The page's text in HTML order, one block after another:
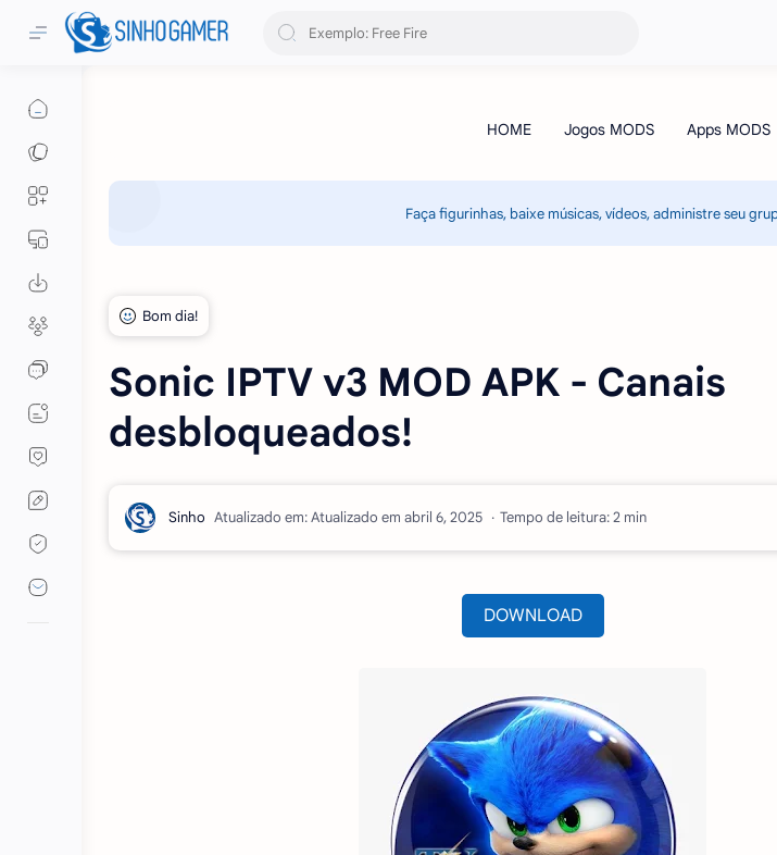
Faça figurinhas, baixe músicas, vídeos, administre seu
Sonic IPTV v3 MOD APK - Canais
desbloqueados!
Atualizado em: Tempo de leitura: 2 min
DOWNLOAD